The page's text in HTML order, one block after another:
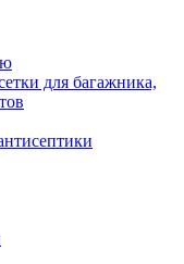
для багажника,